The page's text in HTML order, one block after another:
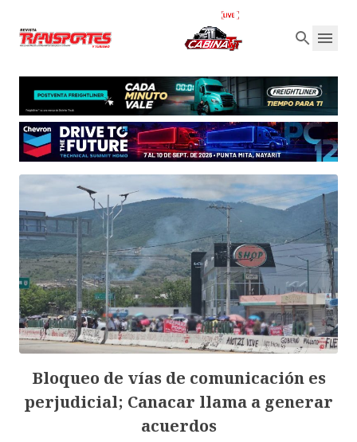
Bloqueo de vías de comunicación es
perjudicial; Canacar llama a generar
acuerdos